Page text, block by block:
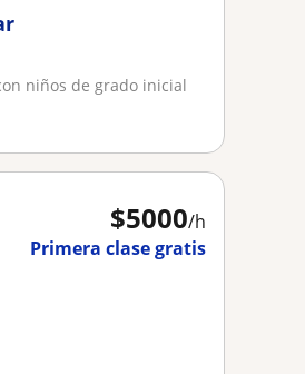
niños de grado inicial
$5000/h
Primera clase gratis